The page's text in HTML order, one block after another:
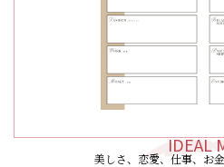
IDEAL
美しさ、恋愛、仕事、お